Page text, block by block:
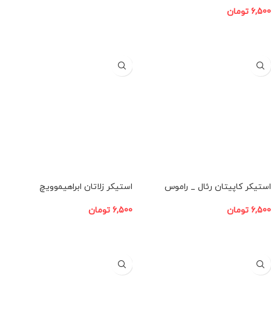
6,500 تومان
استیکر کاپیتان رئال _ راموس
6,500 تومان
استیکر زلاتان ابراهیموویچ
6,500 تومان